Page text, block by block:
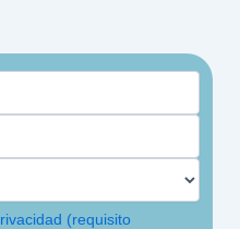
(requisito